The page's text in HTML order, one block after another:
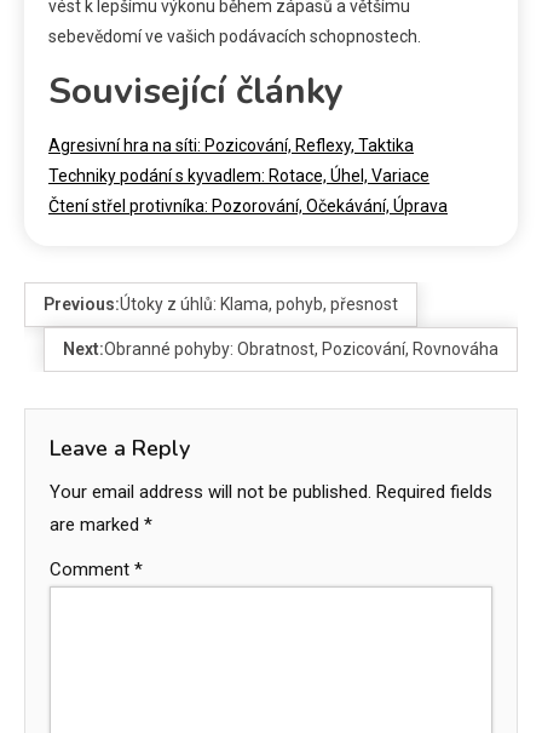
vést k lepšímu výkonu během zápasů a většímu
sebevědomí ve vašich podávacích schopnostech.
Související články
Agresivní hra na síti: Pozicování, Reflexy, Taktika
Techniky podání s kyvadlem: Rotace, Úhel, Variace
Čtení střel protivníka: Pozorování, Očekávání, Úprava
Previous:Útoky z úhlů: Klama, pohyb, přesnost
Next:Obranné pohyby: Obratnost, Pozicování, Rovnováha
Leave a Reply
Your email address will not be published. Required fields
are marked *
Comment *